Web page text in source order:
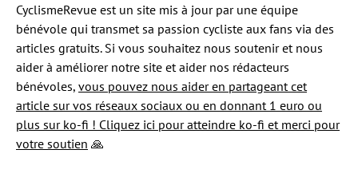
CyclismeRevue est un site mis à jour par une équipe
bénévole qui transmet sa passion cycliste aux fans via des
articles gratuits. Si vous souhaitez nous soutenir et nous
aider à améliorer notre site et aider nos rédacteurs
bénévoles, vous pouvez nous aider en partageant cet
article sur vos réseaux sociaux ou en donnant 1 euro ou
plus sur ko-fi ! Cliquez ici pour atteindre ko-fi et merci pour
votre soutien 🙏